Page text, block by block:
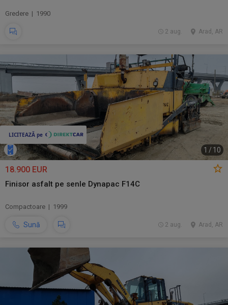
Gredere | 1990
Arad, AR
2 aug.
1 / 10
18.900 EUR
Finisor asfalt pe senle Dynapac F14C
Compactoare | 1999
Sună Arad, AR
2 aug.